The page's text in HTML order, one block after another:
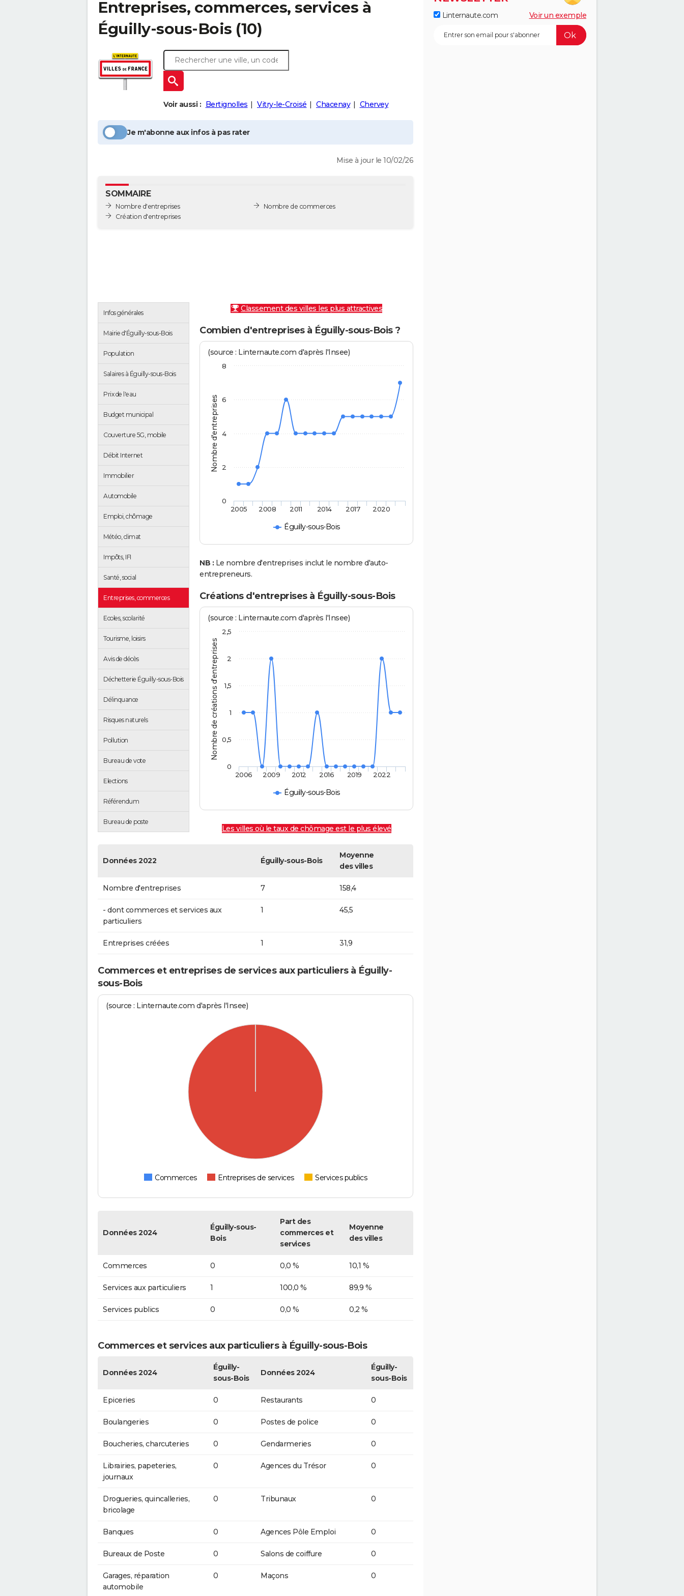
Entreprises, commerces, services à
Éguilly-sous-Bois (10)
Voir aussi : Bertignolles Vitry-le-Croisé Chacenay Chervey
Je m'abonne aux infos à pas rater
Mise à jour le 10/02/26
SOMMAIRE
Nombre d'entreprises
Création d'entreprises
Nombre de commerces
Infos générales
Mairie d'Éguilly-sous-Bois
Population
Salaires à Éguilly-sous-Bois
Prix de l'eau
Budget municipal
Couverture 5G, mobile
Débit Internet
Immobilier
Automobile
Emploi, chômage
Météo, climat
Impôts, IFI
Santé, social
Entreprises, commerces
Ecoles, scolarité
Tourisme, loisirs
Avis de décès
Déchetterie Éguilly-sous-Bois
Délinquance
Risques naturels
Pollution
Bureau de vote
Elections
Référendum
Bureau de poste
Classement des villes les plus attractives
Combien d'entreprises à Éguilly-sous-Bois ?
Nombre d'entreprises
(source : Linternaute.com d'après l'Insee)
Éguilly-sous-Bois
2005 2008 2011 2014 2017 2020
0
2
4
6
8
NB : Le nombre d'entreprises inclut le nombre d'auto-
entrepreneurs.
Créations d'entreprises à Éguilly-sous-Bois
Nombre de créations d'entreprises
(source : Linternaute.com d'après l'Insee)
Éguilly-sous-Bois
2006 2009 2012 2016 2019 2022
0
0,5
1
1,5
2
2,5
Les villes où le taux de chômage est le plus élevé
Données 2022 Éguilly-sous-Bois
Moyenne
des villes
Nombre d'entreprises 7 158,4
- dont commerces et services aux
particuliers
1 45,5
Entreprises créées 1 31,9
Commerces et entreprises de services aux particuliers à Éguilly-
sous-Bois
(source : Linternaute.com d'après l'Insee)
Commerces Entreprises de services Services publics
Données 2024
Éguilly-sous-
Bois
Part des
commerces et
services
Moyenne
des villes
Commerces 0 0,0 % 10,1 %
Services aux particuliers 1 100,0 % 89,9 %
Services publics 0 0,0 % 0,2 %
Commerces et services aux particuliers à Éguilly-sous-Bois
Données 2024
Éguilly-
sous-Bois
Données 2024
Éguilly-
sous-Bois
Epiceries 0 Restaurants 0
Boulangeries 0 Postes de police 0
Boucheries, charcuteries 0 Gendarmeries 0
Librairies, papeteries,
journaux
0 Agences du Trésor 0
Drogueries, quincalleries,
bricolage
0 Tribunaux 0
Banques 0 Agences Pôle Emploi 0
Bureaux de Poste 0 Salons de coiffure 0
Garages, réparation
automobile
0 Maçons 0
Linternaute.com Voir un exemple